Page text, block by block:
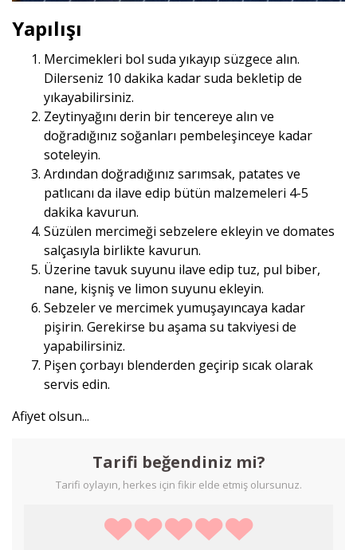
Yapılışı
Mercimekleri bol suda yıkayıp süzgece alın.
Dilerseniz 10 dakika kadar suda bekletip de
yıkayabilirsiniz.
Zeytinyağını derin bir tencereye alın ve
doğradığınız soğanları pembeleşinceye kadar
soteleyin.
Ardından doğradığınız sarımsak, patates ve
patlıcanı da ilave edip bütün malzemeleri 4-5
dakika kavurun.
Süzülen mercimeği sebzelere ekleyin ve domates
salçasıyla birlikte kavurun.
Üzerine tavuk suyunu ilave edip tuz, pul biber,
nane, kişniş ve limon suyunu ekleyin.
Sebzeler ve mercimek yumuşayıncaya kadar
pişirin. Gerekirse bu aşama su takviyesi de
yapabilirsiniz.
Pişen çorbayı blenderden geçirip sıcak olarak
servis edin.
Afiyet olsun...
Tarifi beğendiniz mi?
Tarifi oylayın, herkes için fikir elde etmiş olursunuz.